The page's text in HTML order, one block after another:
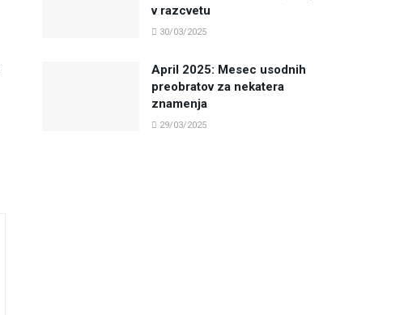
v razcvetu
30/03/2025
April 2025: Mesec usodnih
preobratov za nekatera
znamenja
29/03/2025